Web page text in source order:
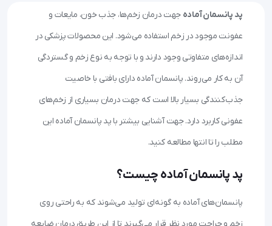
پد پانسمان آماده جهت درمان زخم‌ها، جذب خون، مایعات و
عفونت موجود در زخم استفاده می‌شود. این محصولات پزشکی در
اندازه‌های متفاوتی وجود دارند و با توجه به نوع زخم و گستردگی
آن به کار می‌روند. پانسمان آماده دارای بافتی با خاصیت
جذب‌کنندگی بسیار بالا است که جهت درمان بسیاری از زخم‌های
عفونی کاربرد دارد. جهت آشنایی بیشتر با پد پانسمان آماده این
مطلب را تا انتها مطالعه کنید.
پد پانسمان آماده چیست؟
پانسمان‌های آماده به گونه‌ای تولید می‌شوند که به راحتی روی